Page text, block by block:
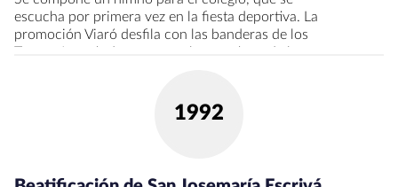
escucha por primera vez en la fiesta deportiva. La
promoción Viaró desfila con las banderas de los
La siguiente promoción en graduarse será la Adán
1992